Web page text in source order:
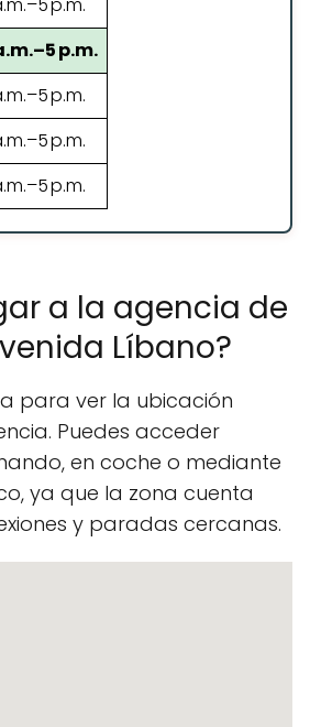
p.m.
p.m.
p.m.
p.m.
a la agencia de
Líbano?
para ver la ubicación
Puedes acceder
en coche o mediante
ya que la zona cuenta
y paradas cercanas.